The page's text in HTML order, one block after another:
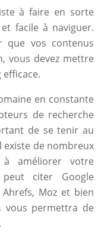
à faire en sorte
facile à naviguer.
que vos contenus
vous devez mettre
en constante
de recherche
de se tenir au
existe de nombreux
améliorer votre
citer Google
Ahrefs, Moz et bien
vous permettra de